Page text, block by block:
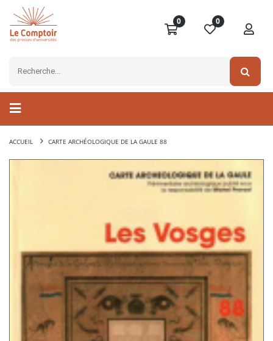
0 0
ACCUEIL CARTE ARCHÉOLOGIQUE DE LA GAULE 88